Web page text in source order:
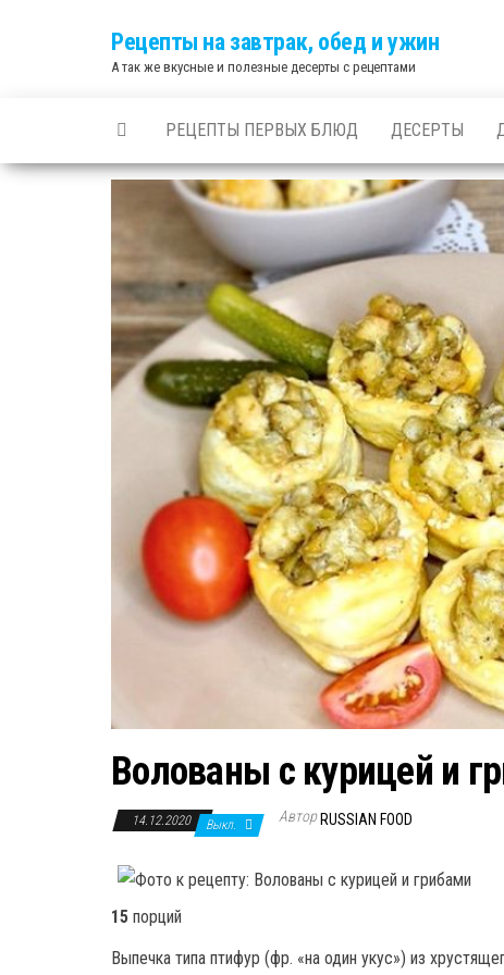
Рецепты на завтрак, обед и ужин
А так же вкусные и полезные десерты с рецептами
РЕЦЕПТЫ ПЕРВЫХ БЛЮД ДЕСЕРТЫ
Волованы с курицей и
14.12.2020 Выкл. Автор RUSSIAN FOOD
15 порций
Выпечка типа птифур (фр. «на один укус») из